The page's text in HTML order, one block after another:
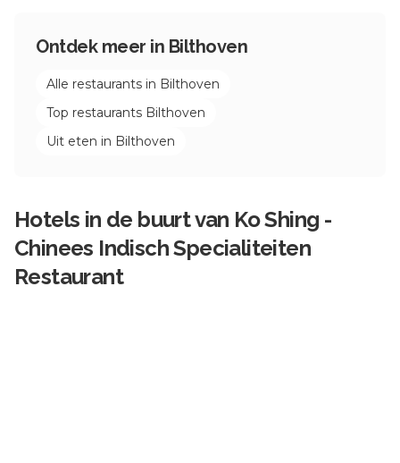
Ontdek meer in Bilthoven
Alle restaurants in Bilthoven
Top restaurants Bilthoven
Uit eten in Bilthoven
Hotels in de buurt van Ko Shing -
Chinees Indisch Specialiteiten
Restaurant